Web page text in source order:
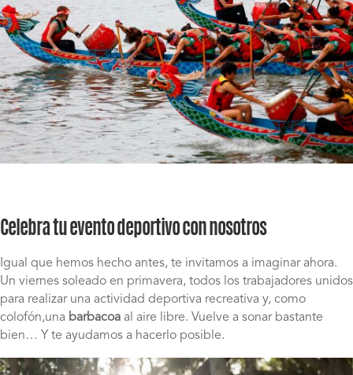
Celebra tu evento deportivo con nosotros
Igual que hemos hecho antes, te invitamos a imaginar ahora.
Un viernes soleado en primavera, todos los trabajadores unidos
para realizar una actividad deportiva recreativa y, como
colofón,una barbacoa al aire libre. Vuelve a sonar bastante
bien… Y te ayudamos a hacerlo posible.